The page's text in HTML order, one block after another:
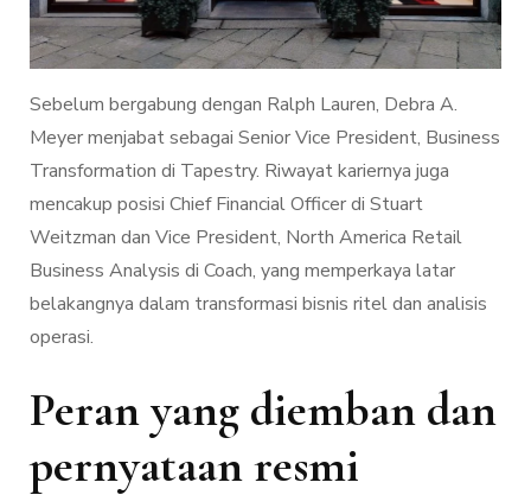
Sebelum bergabung dengan Ralph Lauren, Debra A.
Meyer menjabat sebagai Senior Vice President, Business
Transformation di Tapestry. Riwayat kariernya juga
mencakup posisi Chief Financial Officer di Stuart
Weitzman dan Vice President, North America Retail
Business Analysis di Coach, yang memperkaya latar
belakangnya dalam transformasi bisnis ritel dan analisis
operasi.
Peran yang diemban dan
pernyataan resmi